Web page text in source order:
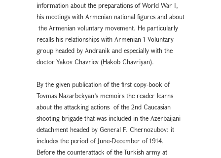
information about the preparations of World War I,
his meetings with Armenian national figures and about
the Armenian voluntary movement. He particularly
recalls his relationships with Armenian 1 Voluntary
group headed by Andranik and especially with the
doctor Yakov Chavriev (Hakob Chavriyan).
By the given publication of the first copy-book of
Tovmas Nazarbekyan’s memoirs the reader learns
about the attacking actions of the 2nd Caucasian
shooting brigade that was included in the Azerbaijani
detachment headed by General F. Chernozubov: it
includes the period of June-December of 1914.
Before the counterattack of the Turkish army at